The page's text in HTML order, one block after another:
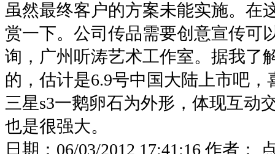
虽然最终客户的方案未能实施。在
赏一下。公司传品需要创意宣传可
询，广州听涛艺术工作室。据我了
的，估计是6.9号中国大陆上市吧
三星s3一鹅卵石为外形，体现互动
也是很强大。
日期： 06/03/2012 17:41:16 作者：